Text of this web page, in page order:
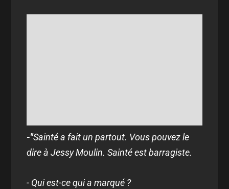
-"Sainté a fait un partout. Vous pouvez le
dire à Jessy Moulin. Sainté est barragiste.
- Qui est-ce qui a marqué ?